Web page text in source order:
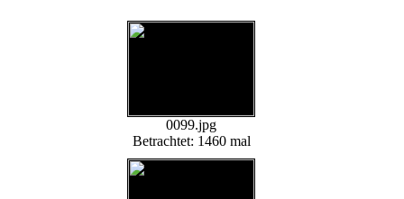
0099.jpg
Betrachtet: 1460 mal